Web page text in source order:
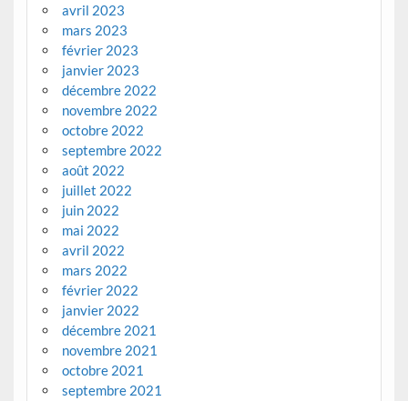
avril 2023
mars 2023
février 2023
janvier 2023
décembre 2022
novembre 2022
octobre 2022
septembre 2022
août 2022
juillet 2022
juin 2022
mai 2022
avril 2022
mars 2022
février 2022
janvier 2022
décembre 2021
novembre 2021
octobre 2021
septembre 2021